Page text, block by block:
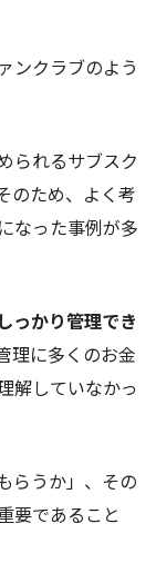
ンクラブのよう
られるサブスク
のため、よく考
なった事例が多
しっかり管理でき
理に多くのお金
解していなかっ
らうか」、その
要であること